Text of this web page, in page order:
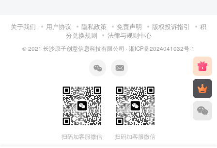
关于我们 用户协议 隐私政策 免责声明 版权投诉指引
积
分兑换规则
法律与规则中心
© 2021 长沙原子创意信息科技有限公司 · 湘ICP备2024041032号-1
扫码加客服微信 扫码加客服微信